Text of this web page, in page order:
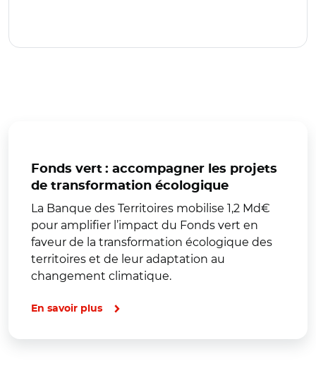
Fonds vert : accompagner les projets
de transformation écologique
La Banque des Territoires mobilise 1,2 Md€
pour amplifier l’impact du Fonds vert en
faveur de la transformation écologique des
territoires et de leur adaptation au
changement climatique.
En savoir plus